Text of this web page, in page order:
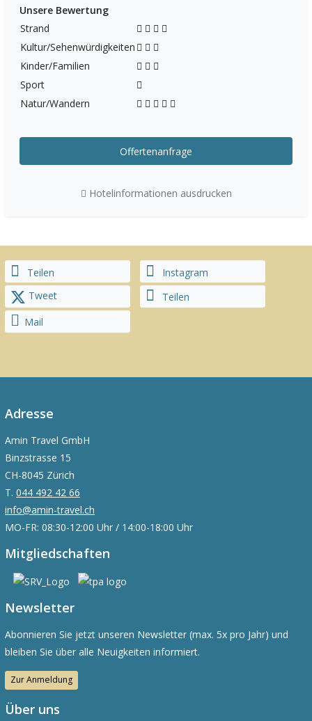
Unsere Bewertung
Strand
Kultur/Sehenwürdigkeiten
Kinder/Familien
Sport
Natur/Wandern
Offertenanfrage
Hotelinformationen ausdrucken
Teilen
Instagram
Tweet
Teilen
Mail
Adresse
Amin Travel GmbH
Binzstrasse 15
CH-8045 Zürich
T. 044 492 42 66
info@amin-travel.ch
MO-FR: 08:30-12:00 Uhr / 14:00-18:00 Uhr
Mitgliedschaften
Newsletter
Abonnieren Sie jetzt unseren Newsletter (max. 5x pro Jahr) und
bleiben Sie über alle Neuigkeiten informiert.
Zur Anmeldung
Über uns